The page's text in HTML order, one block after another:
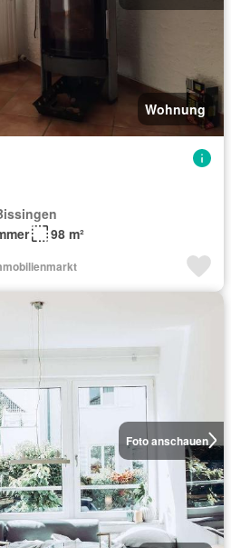
Wohnung
98 m²
Foto anschauen